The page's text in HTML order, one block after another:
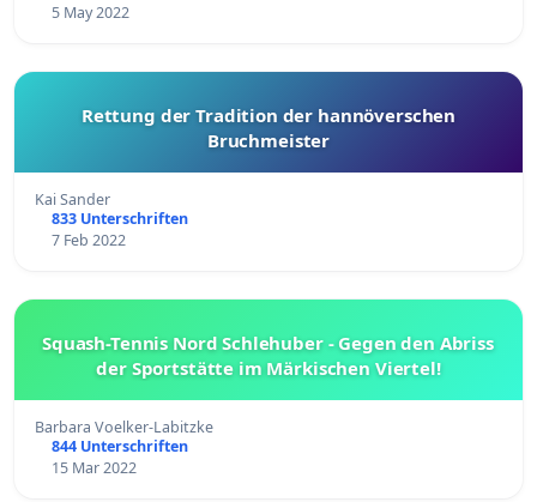
5 May 2022
Rettung der Tradition der hannöverschen
Bruchmeister
Kai Sander
833 Unterschriften
7 Feb 2022
Squash-Tennis Nord Schlehuber - Gegen den Abriss
der Sportstätte im Märkischen Viertel!
Barbara Voelker-Labitzke
844 Unterschriften
15 Mar 2022